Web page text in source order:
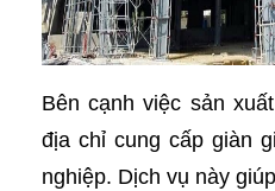
Bên cạnh việc sản
địa chỉ cung cấp giàn
nghiệp. Dịch vụ này